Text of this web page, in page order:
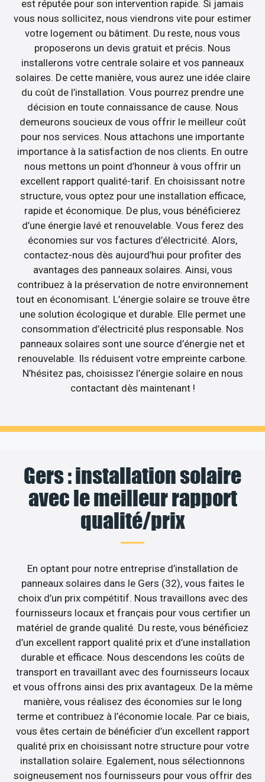
est réputée pour son intervention rapide. Si jamais
vous nous sollicitez, nous viendrons vite pour estimer
votre logement ou bâtiment. Du reste, nous vous
proposerons un devis gratuit et précis. Nous
installerons votre centrale solaire et vos panneaux
solaires. De cette manière, vous aurez une idée claire
du coût de l’installation. Vous pourrez prendre une
décision en toute connaissance de cause. Nous
demeurons soucieux de vous offrir le meilleur coût
pour nos services. Nous attachons une importante
importance à la satisfaction de nos clients. En outre
nous mettons un point d’honneur à vous offrir un
excellent rapport qualité-tarif. En choisissant notre
structure, vous optez pour une installation efficace,
rapide et économique. De plus, vous bénéficierez
d’une énergie lavé et renouvelable. Vous ferez des
économies sur vos factures d’électricité. Alors,
contactez-nous dès aujourd’hui pour profiter des
avantages des panneaux solaires. Ainsi, vous
contribuez à la préservation de notre environnement
tout en économisant. L’énergie solaire se trouve être
une solution écologique et durable. Elle permet une
consommation d’électricité plus responsable. Nos
panneaux solaires sont une source d’énergie net et
renouvelable. Ils réduisent votre empreinte carbone.
N’hésitez pas, choisissez l’énergie solaire en nous
contactant dès maintenant !
Gers : installation solaire
avec le meilleur rapport
qualité/prix
En optant pour notre entreprise d’installation de
panneaux solaires dans le Gers (32), vous faites le
choix d’un prix compétitif. Nous travaillons avec des
fournisseurs locaux et français pour vous certifier un
matériel de grande qualité. Du reste, vous bénéficiez
d’un excellent rapport qualité prix et d’une installation
durable et efficace. Nous descendons les coûts de
transport en travaillant avec des fournisseurs locaux
et vous offrons ainsi des prix avantageux. De la même
manière, vous réalisez des économies sur le long
terme et contribuez à l’économie locale. Par ce biais,
vous êtes certain de bénéficier d’un excellent rapport
qualité prix en choisissant notre structure pour votre
installation solaire. Egalement, nous sélectionnons
soigneusement nos fournisseurs pour vous offrir des